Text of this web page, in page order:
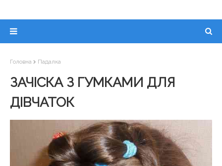
Головна Падалка
ЗАЧІСКА З ГУМКАМИ ДЛЯ
ДІВЧАТОК